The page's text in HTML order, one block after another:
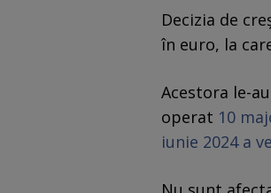
Decizia de
în euro, la
Acestora le-
operat 10
iunie 2024 a